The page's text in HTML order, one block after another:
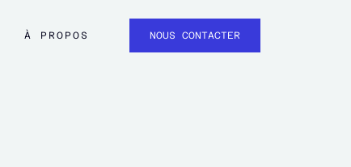
À PROPOS NOUS CONTACTER